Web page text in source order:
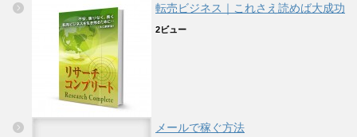
転売ビジネス｜これさえ読めば大成功
2ビュー
メールで稼ぐ方法